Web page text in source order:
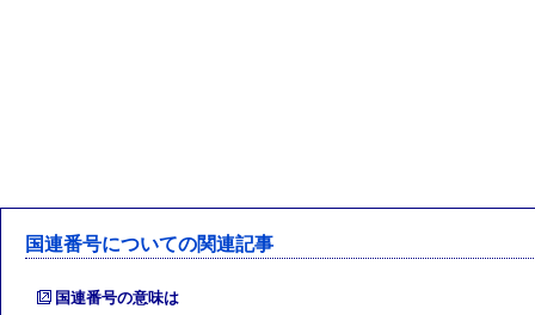
国連番号についての関連記事
国連番号の意味は